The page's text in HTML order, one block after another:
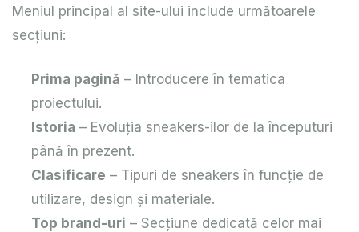
Meniul principal al site-ului include următoarele
secțiuni:
Prima pagină – Introducere în tematica
proiectului.
Istoria – Evoluția sneakers-ilor de la începuturi
până în prezent.
Clasificare – Tipuri de sneakers în funcție de
utilizare, design și materiale.
Top brand-uri – Secțiune dedicată celor mai